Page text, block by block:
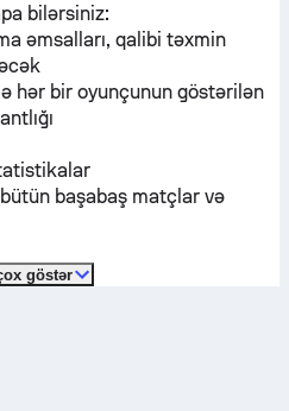
bilərsiniz:
əmsalları, qalibi təxmin
hər bir oyunçunun göstərilən
bütün başabaş matçlar və
göstər